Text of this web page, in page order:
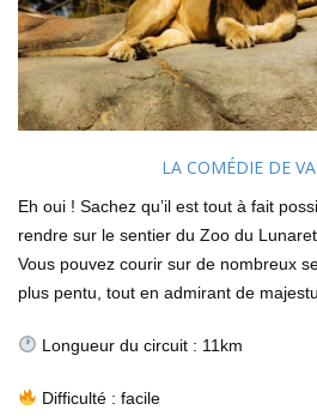
LA COMÉDIE DE
Eh oui ! Sachez qu’il est tout à fait
rendre sur le sentier du Zoo du
Vous pouvez courir sur de nombreux
plus pentu, tout en admirant de
Longueur du circuit : 11km
Difficulté : facile